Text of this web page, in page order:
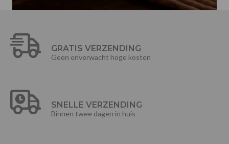
GRATIS VERZENDING
Geen onverwacht hoge kosten
SNELLE VERZENDING
Binnen twee dagen in huis